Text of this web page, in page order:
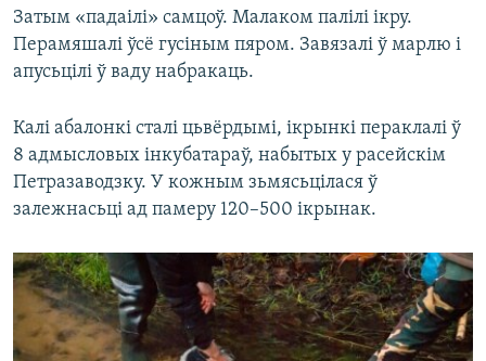
Затым «падаілі» самцоў. Малаком палілі ікру.
Перамяшалі ўсё гусіным пяром. Завязалі ў марлю і
апусьцілі ў ваду набракаць.
Калі абалонкі сталі цьвёрдымі, ікрынкі пераклалі ў
8 адмысловых інкубатараў, набытых у расейскім
Петразаводзку. У кожным зьмясьцілася ў
залежнасьці ад памеру 120–500 ікрынак.